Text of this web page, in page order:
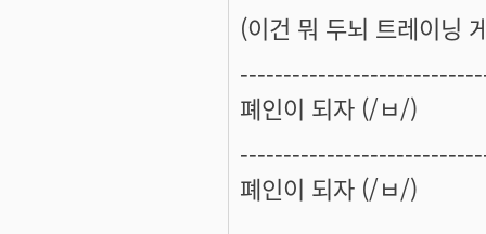
(이건 뭐 두뇌 트레이닝
폐인이 되자 (/ㅂ/)
폐인이 되자 (/ㅂ/)